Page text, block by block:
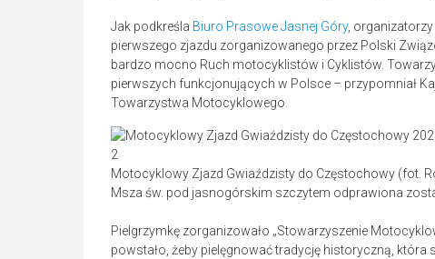
Jak podkreśla Biuro Prasowe Jasnej Góry, organizatorzy
pierwszego zjazdu zorganizowanego przez Polski
bardzo mocno Ruch motocyklistów i Cyklistów.
pierwszych funkcjonujących w Polsce – przypomniał
Towarzystwa Motocyklowego.
Motocyklowy Zjazd Gwiaździsty do Częstochowy (fot.
Msza św. pod jasnogórskim szczytem odprawiona
Pielgrzymkę zorganizowało „Stowarzyszenie
powstało, żeby pielęgnować tradycję historyczną,